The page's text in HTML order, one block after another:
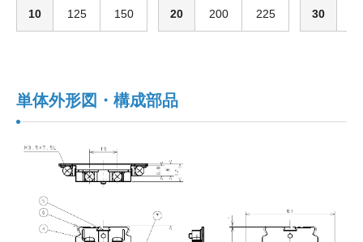
10 125 150 20 200 225 30
単体外形図・構成部品